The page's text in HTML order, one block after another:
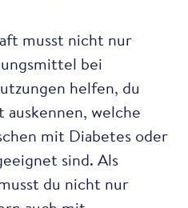
musst nicht nur
bei
helfen, du
auskennen, welche
mit Diabetes oder
sind. Als
du nicht nur